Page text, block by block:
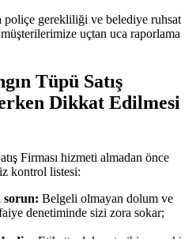
poliçe gerekliliği ve belediye ruhsat
uçtan uca raporlama
Tüpü Satış
Dikkat Edilmesi
Firması hizmeti almadan önce
kontrol listesi:
sorun: Belgeli olmayan dolum ve
denetiminde sizi zora sokar;